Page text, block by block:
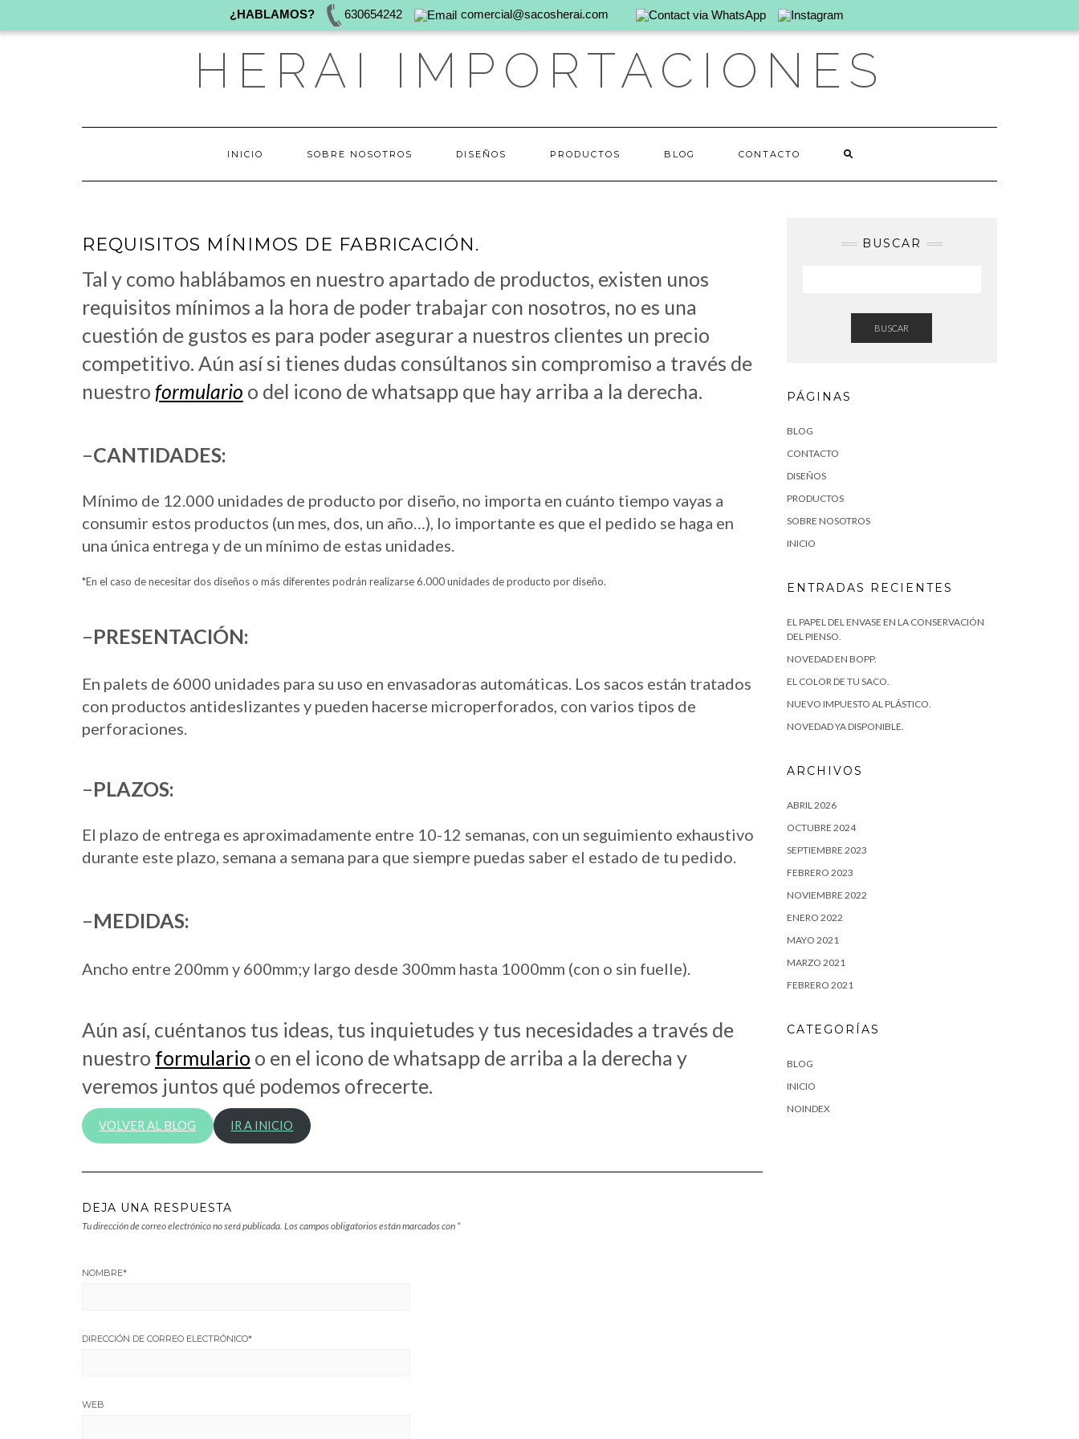
¿HABLAMOS? 630654242 comercial@sacosherai.com
Saltar
HERAI IMPORTACIONES
INICIO SOBRE NOSOTROS DISEÑOS PRODUCTOS BLOG CONTACTO
REQUISITOS MÍNIMOS DE FABRICACIÓN.
Tal y como hablábamos en nuestro apartado de productos, existen unos
requisitos mínimos a la hora de poder trabajar con nosotros, no es una
cuestión de gustos es para poder asegurar a nuestros clientes un precio
competitivo. Aún así si tienes dudas consúltanos sin compromiso a través de
nuestro formulario o del icono de whatsapp que hay arriba a la derecha.
–CANTIDADES:
Mínimo de 12.000 unidades de producto por diseño, no importa en cuánto tiempo vayas a
consumir estos productos (un mes, dos, un año…), lo importante es que el pedido se haga en
una única entrega y de un mínimo de estas unidades.
*En el caso de necesitar dos diseños o más diferentes podrán realizarse 6.000 unidades de producto por diseño.
–PRESENTACIÓN:
En palets de 6000 unidades para su uso en envasadoras automáticas. Los sacos están tratados
con productos antideslizantes y pueden hacerse microperforados, con varios tipos de
perforaciones.
–PLAZOS:
El plazo de entrega es aproximadamente entre 10-12 semanas, con un seguimiento exhaustivo
durante este plazo, semana a semana para que siempre puedas saber el estado de tu pedido.
–MEDIDAS:
Ancho entre 200mm y 600mm;y largo desde 300mm hasta 1000mm (con o sin fuelle).
Aún así, cuéntanos tus ideas, tus inquietudes y tus necesidades a través de
nuestro formulario o en el icono de whatsapp de arriba a la derecha y
veremos juntos qué podemos ofrecerte.
VOLVER AL BLOG IR A INICIO
DEJA UNA RESPUESTA
Tu dirección de correo electrónico no será publicada. Los campos obligatorios están marcados con *
NOMBRE*
DIRECCIÓN DE CORREO ELECTRÓNICO*
WEB
BUSCAR
BUSCAR
PÁGINAS
BLOG
CONTACTO
DISEÑOS
PRODUCTOS
SOBRE NOSOTROS
INICIO
ENTRADAS RECIENTES
EL PAPEL DEL ENVASE EN LA CONSERVACIÓN
DEL PIENSO.
NOVEDAD EN BOPP.
EL COLOR DE TU SACO.
NUEVO IMPUESTO AL PLÁSTICO.
NOVEDAD YA DISPONIBLE.
ARCHIVOS
ABRIL 2026
OCTUBRE 2024
SEPTIEMBRE 2023
FEBRERO 2023
NOVIEMBRE 2022
ENERO 2022
MAYO 2021
MARZO 2021
FEBRERO 2021
CATEGORÍAS
BLOG
INICIO
NOINDEX